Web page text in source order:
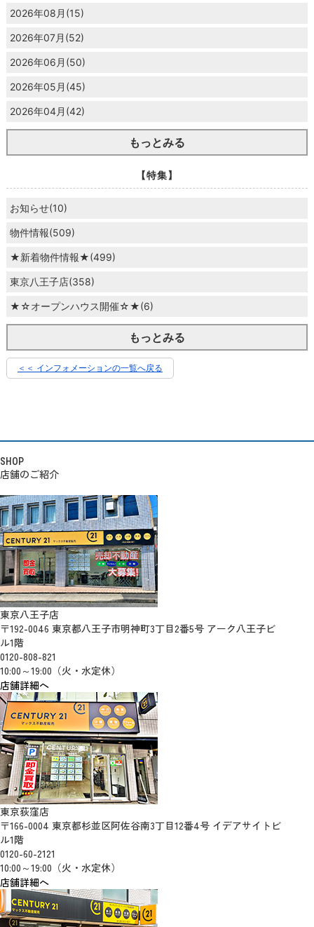
2026年08月(15)
2026年07月(52)
2026年06月(50)
2026年05月(45)
2026年04月(42)
もっとみる
【特集】
お知らせ(10)
物件情報(509)
★新着物件情報★(499)
東京八王子店(358)
★☆オープンハウス開催☆★(6)
もっとみる
＜＜ インフォメーションの一覧へ戻る
SHOP
店舗のご紹介
東京八王子店
〒192-0046 東京都八王子市明神町3丁目2番5号 アーク八王子ビ
ル1階
0120-808-821
10:00～19:00（火・水定休）
店舗詳細へ
東京荻窪店
〒166-0004 東京都杉並区阿佐谷南3丁目12番4号 イデアサイトビ
ル1階
0120-60-2121
10:00～19:00（火・水定休）
店舗詳細へ